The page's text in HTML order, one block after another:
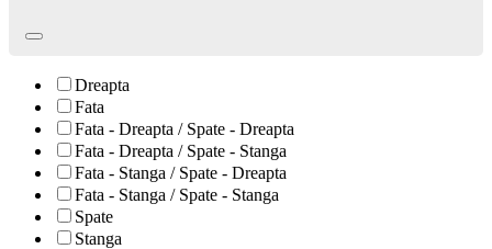
Dreapta
Fata
Fata - Dreapta / Spate - Dreapta
Fata - Dreapta / Spate - Stanga
Fata - Stanga / Spate - Dreapta
Fata - Stanga / Spate - Stanga
Spate
Stanga